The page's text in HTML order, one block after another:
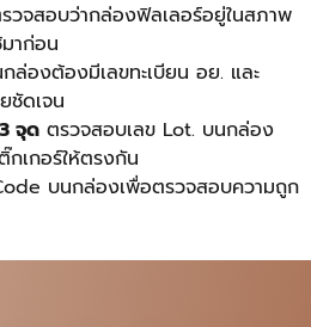
วจสอบว่ากล่องฟิลเลอร์อยู่ในสภาพ
าก่อน
ล่องต้องมีเลขทะเบียน อย. และ
ชัดเจน
จุด ตรวจสอบเลข Lot. บนกล่อง
เกอร์ให้ตรงกัน
บนกล่องเพื่อตรวจสอบความถูก